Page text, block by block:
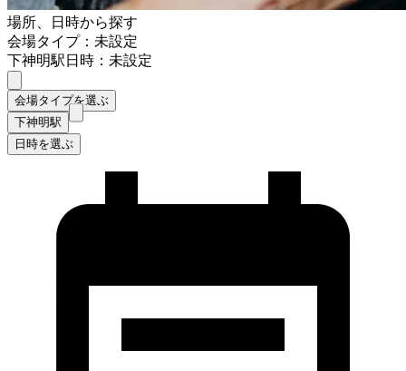
場所、日時から探す
会場タイプ：未設定
下神明駅日時：未設定
会場タイプを選ぶ
下神明駅
日時を選ぶ